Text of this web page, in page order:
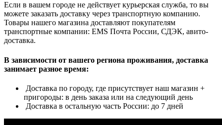
Если в вашем городе не действует курьерская служба, то вы
можете заказать доставку через транспортную компанию.
Товары нашего магазина доставляют покупателям
транспортные компании: EMS Почта России, СДЭК, авито-
доставка.
В зависимости от вашего региона проживания, доставка
занимает разное время:
Доставка по городу, где присутствует наш магазин +
пригороды: в день заказа или на следующий день
Доставка в остальную часть России: до 7 дней